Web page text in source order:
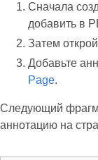
Сначала
добавить в
Затем
Добавьте
Page.
Следующий
аннотацию на